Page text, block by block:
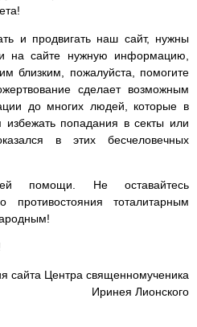
и продвигать наш сайт, нужны
на сайте нужную информацию,
близким, пожалуйста, помогите
сделает возможным
до многих людей, которые в
попадания в секты или
в этих бесчеловечных
помощи. Не оставайтесь
тоталитарным
сайта Центра священномученика
Иринея Лионского